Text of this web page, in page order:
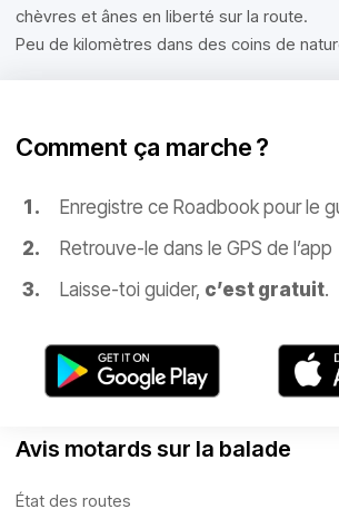
chèvres et ânes en liberté sur la route.
Peu de kilomètres dans des coins de
Comment ça marche ?
Enregistre ce Roadbook pour le
Retrouve-le dans le GPS de l’app
Laisse-toi guider, c’est gratuit.
Avis motards sur la balade
État des routes